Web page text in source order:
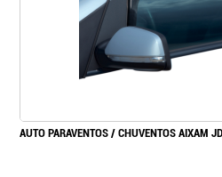
AUTO PARAVENTOS / CHUVENTOS AIXAM